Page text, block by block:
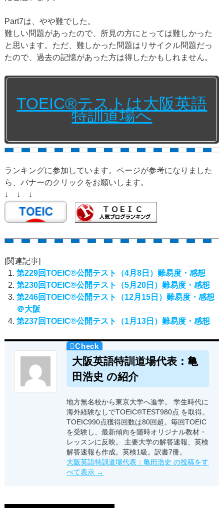
Part7は、やや難でした。
難しい問題があったので、所見の方にとっては難しかった
と思います。ただ、難しかった問題はリサイクル問題だっ
たので、過去の記憶があった方は得したかもしれません。
TOEIC®テストは大阪英語
特訓道場へ
ランキングに参加しています。ページが参考になりました
ら、バナーのクリックをお願いします。
↓ ↓ ↓
[関連記事]
第229回TOEIC®公開テスト（4月8日）難易度・感想
第230回TOEIC®公開テスト（5月20日）難易度・感想
第246回TOEIC®公開テスト（12月15日）難易度・感想
＠大阪
第237回TOEIC®公開テスト（1月13日）難易度・感想
大阪英語特訓道場代表：亀
田浩史 の紹介
地方無名校から東京大学へ進学。 学生時代に
海外経験なしでTOEIC®TEST980点 を取得。
TOEIC990点獲得回数は80回超。毎回TOEIC
を受験し、最新傾向を随時オリジナル教材・
レッスンに反映。 主要大学の解答速報、英検
解答速報も作成。英検1級。訳書7冊。
大阪英語特訓道場代表：亀田浩史 の投稿をす
べて表示 →